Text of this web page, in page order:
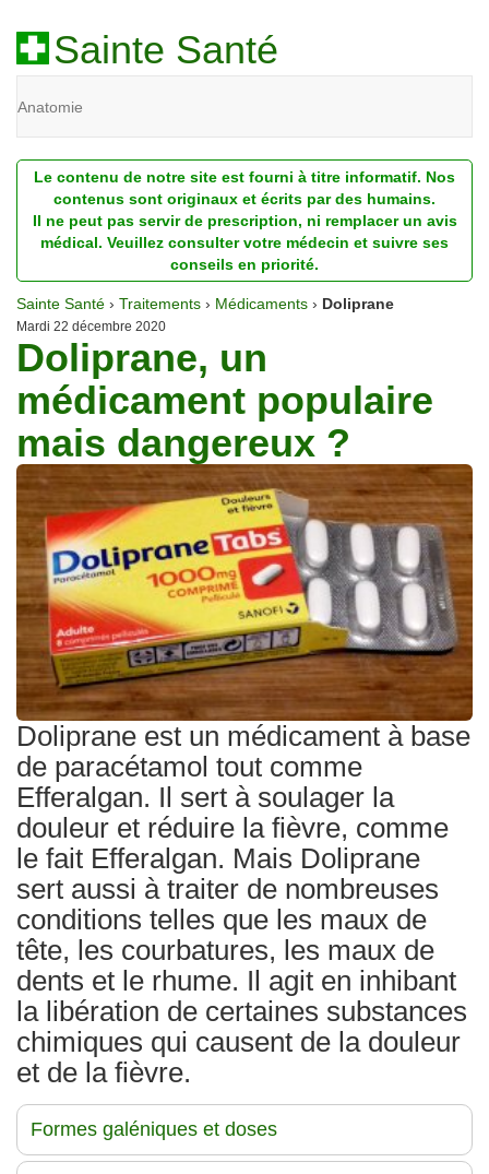
Sainte Santé
Anatomie
Diagnostic
Dossiers
Homéopathie
Nutrition
Pathologie
Psychologie
Recherches
Traitements
Le contenu de notre site est fourni à titre informatif. Nos
contenus sont originaux et écrits par des humains.
Il ne peut pas servir de prescription, ni remplacer un avis
médical. Veuillez consulter votre médecin et suivre ses
conseils en priorité.
Sainte Santé › Traitements › Médicaments › Doliprane
Mardi 22 décembre 2020
Doliprane, un
médicament populaire
mais dangereux ?
Doliprane est un médicament à base
de paracétamol tout comme
Efferalgan. Il sert à soulager la
douleur et réduire la fièvre, comme
le fait Efferalgan. Mais Doliprane
sert aussi à traiter de nombreuses
conditions telles que les maux de
tête, les courbatures, les maux de
dents et le rhume. Il agit en inhibant
la libération de certaines substances
chimiques qui causent de la douleur
et de la fièvre.
Formes galéniques et doses